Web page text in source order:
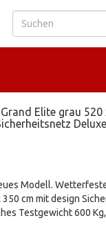
Elite grau
Deluxe
Modell.
cm mit design
Testgewicht 600